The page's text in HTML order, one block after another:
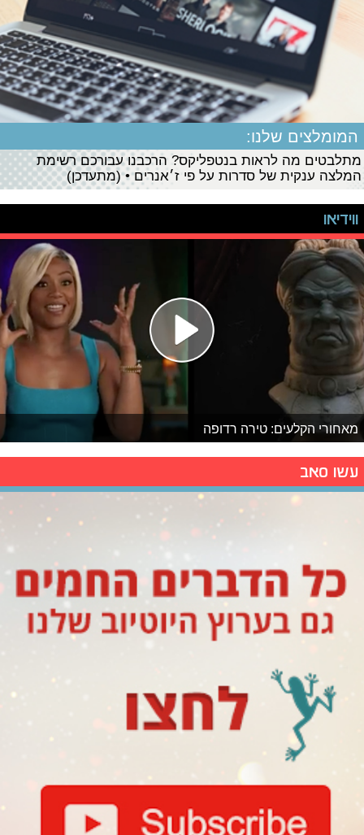
המומלצים שלנו:
מתלבטים מה לראות בנטפליקס? הרכבנו עבורכם רשימת
המלצה ענקית של סדרות על פי ז׳אנרים • (מתעדכן)
ווידיאו
מאחורי הקלעים: טירה רדופה
עשו סאב